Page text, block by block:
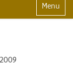
Klap